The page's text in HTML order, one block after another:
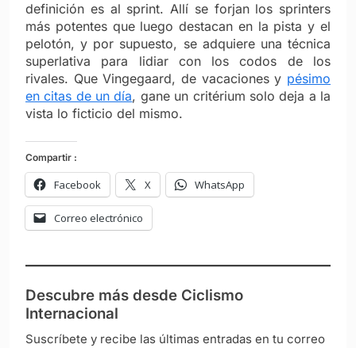
definición es al sprint. Allí se forjan los sprinters
más potentes que luego destacan en la pista y el
pelotón, y por supuesto, se adquiere una técnica
superlativa para lidiar con los codos de los
rivales. Que Vingegaard, de vacaciones y pésimo
en citas de un día, gane un critérium solo deja a la
vista lo ficticio del mismo.
Compartir :
Facebook X WhatsApp
Correo electrónico
Descubre más desde Ciclismo
Internacional
Suscríbete y recibe las últimas entradas en tu correo